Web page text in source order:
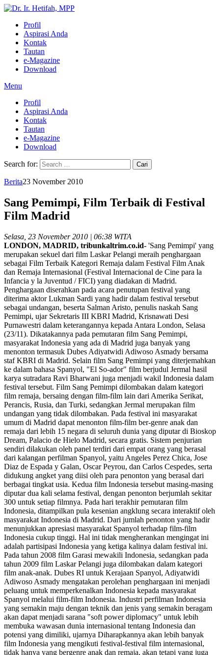
Profil
Aspirasi Anda
Kontak
Tautan
e-Magazine
Download
Menu
Profil
Aspirasi Anda
Kontak
Tautan
e-Magazine
Download
Search for:
Berita23 November 2010
Sang Pemimpi, Film Terbaik di Festival
Film Madrid
Selasa, 23 November 2010 | 06:38 WITA
LONDON, MADRID, tribunkaltrim.co.id- 'Sang Pemimpi' yang
merupakan sekuel dari film Laskar Pelangi meraih penghargaan
sebagai Film Terbaik Kategori Remaja dalam Festival Film Anak
dan Remaja Internasional (Festival Internacional de Cine para la
Infancia y la Juventud / FICI) yang diadakan di Madrid.
Penghargaan diserahkan pada acara penutupan festival yang
diterima aktor Lukman Sardi yang hadir dalam festival tersebut
sebagai undangan, beserta Salman Aristo, penulis naskah Sang
Pemimpi, ujar Sekretaris III KBRI Madrid, Krisnawati Desi
Purnawestri dalam keterangannya kepada Antara London, Selasa
(23/11). Dikatakannya pada pemutaran film Sang Pemimpi,
masyarakat Indonesia yang ada di Madrid juga banyak yang
menonton termasuk Dubes Adiyatwidi Adiwoso Asmady bersama
staf KBRI di Madrid. Selain film Sang Pemimpi yang diterjemahkan
ke dalam bahasa Spanyol, "El So-ador" film berjudul Jermal hasil
karya sutradara Ravi Bharwani juga menjadi wakil Indonesia dalam
festival tersebut. Film Sang Pemimpi dilombakan dalam kategori
film remaja, bersaing dengan film-film lain dari Amerika Serikat,
Perancis, Rusia, dan Turki, sedangkan Jermal merupakan film
undangan yang tidak dilombakan. Pada festival ini masyarakat
umum di Madrid dapat menonton film-film ber-genre anak dan
remaja dari lebih 15 negara di seluruh dunia yang diputar di Bioskop
Dream, Palacio de Hielo Madrid, secara gratis. Sistem penjurian
sendiri dilakukan oleh panel terdiri dari empat orang yang berasal
dari kalangan perfilman Spanyol, yaitu Angeles Perez Chica, Jose
Diaz de Espada y Galan, Oscar Peyrou, dan Carlos Cespedes, serta
didukung angket yang diisi oleh para penonton yang berasal dari
berbagai tingkat usia. Kedua film Indonesia tersebut masing-masing
diputar dua kali selama festival, dengan penonton berjumlah sekitar
300 untuk setiap filmnya. Pada hari terakhir pemutaran film
Indonesia, ditampilkan pula kesenian angklung secara interaktif oleh
masyarakat Indonesia di Madrid. Dari jumlah penonton yang hadir
menunjukkan apresiasi masyarakat Spanyol terhadap film-film
Indonesia cukup tinggi. Hal ini tidak mengherankan mengingat ini
adalah partisipasi Indonesia yang ketiga kalinya dalam festival ini.
Pada tahun 2008 film Garasi mewakili Indonesia, sedangkan pada
tahun 2009 film Laskar Pelangi juga dilombakan dalam kategori
film anak-anak. Dubes RI untuk Kerajaan Spanyol, Adiyatwidi
Adiwoso Asmady mengatakan perolehan penghargaan ini menjadi
peluang untuk memperkenalkan Indonesia kepada masyarakat
Spanyol melalui film-film Indonesia. Industri perfilman Indonesia
yang semakin maju dengan teknik dan jenis yang semakin beragam
akan dapat menjadi sarana "soft power diplomacy" untuk lebih
membuka wawasan dunia internasional tentang Indonesia dan
potensi yang dimiliki, ujarnya Diharapkannya akan lebih banyak
film Indonesia yang mengikuti festival-festival film internasional,
tidak hanya yang bergenre anak dan remaja, akan tetapi yang juga